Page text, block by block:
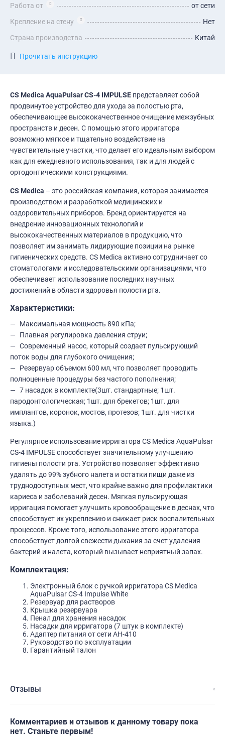
Работа от
от сети
Крепление на стену
Нет
Страна производства
Китай
Прочитать инструкцию
CS Medica AquaPulsar CS-4 IMPULSE представляет собой
продвинутое устройство для ухода за полостью рта,
обеспечивающее высококачественное очищение межзубных
пространств и десен. С помощью этого ирригатора
возможно мягкое и тщательно воздействие на
чувствительные участки, что делает его идеальным выбором
как для ежедневного использования, так и для людей с
ортодонтическими конструкциями.
CS Medica – это российская компания, которая занимается
производством и разработкой медицинских и
оздоровительных приборов. Бренд ориентируется на
внедрение инновационных технологий и
высококачественных материалов в продукцию, что
позволяет им занимать лидирующие позиции на рынке
гигиенических средств. CS Medica активно сотрудничает со
стоматологами и исследовательскими организациями, что
обеспечивает использование последних научных
достижений в области здоровья полости рта.
Характеристики:
Максимальная мощность 890 кПа;
Плавная регулировка давления струи;
Современный насос, который создает пульсирующий
поток воды для глубокого очищения;
Резервуар объемом 600 мл, что позволяет проводить
полноценные процедуры без частого пополнения;
7 насадок в комплекте(3шт. стандартные; 1шт.
пародонтологическая; 1шт. для брекетов; 1шт. для
имплантов, коронок, мостов, протезов; 1шт. для чистки
языка.)
Регулярное использование ирригатора CS Medica AquaPulsar
CS-4 IMPULSE способствует значительному улучшению
гигиены полости рта. Устройство позволяет эффективно
удалять до 99% зубного налета и остатки пищи даже из
труднодоступных мест, что крайне важно для профилактики
кариеса и заболеваний десен. Мягкая пульсирующая
ирригация помогает улучшить кровообращение в деснах, что
способствует их укреплению и снижает риск воспалительных
процессов. Кроме того, использование этого ирригатора
способствует долгой свежести дыхания за счет удаления
бактерий и налета, который вызывает неприятный запах.
Комплектация:
Электронный блок с ручкой ирригатора CS Medica
AquaPulsar CS-4 Impulse White
Резервуар для растворов
Крышка резервуара
Пенал для хранения насадок
Насадки для ирригатора (7 штук в комплекте)
Адаптер питания от сети AH-410
Руководство по эксплуатации
Гарантийный талон
Отзывы
Комментариев и отзывов к данному товару пока
нет. Станьте первым!